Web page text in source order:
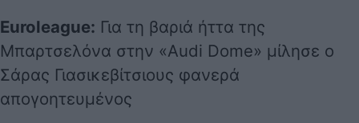
Euroleague: Για τη βαριά ήττα της
Μπαρτσελόνα στην «Audi Dome» μίλησε ο
Σάρας Γιασικεβίτσιους φανερά
απογοητευμένος